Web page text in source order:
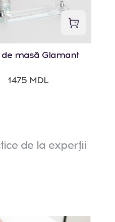
de masă Glamant
1475 MDL
de la experții